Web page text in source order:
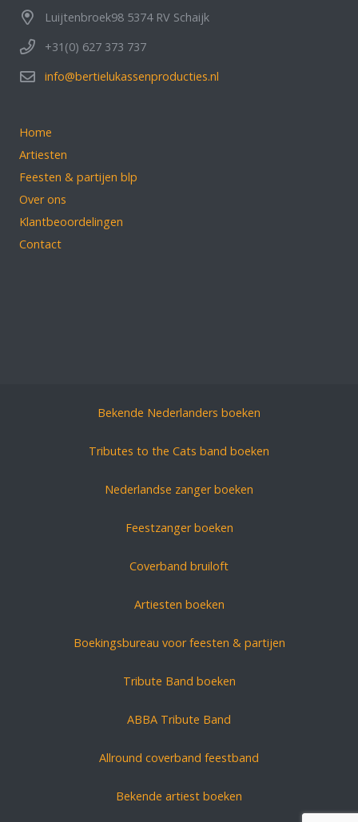
Luijtenbroek98 5374 RV Schaijk
+31(0) 627 373 737
info@bertielukassenproducties.nl
Home
Artiesten
Feesten & partijen blp
Over ons
Klantbeoordelingen
Contact
Bekende Nederlanders boeken
Tributes to the Cats band boeken
Nederlandse zanger boeken
Feestzanger boeken
Coverband bruiloft
Artiesten boeken
Boekingsbureau voor feesten & partijen
Tribute Band boeken
ABBA Tribute Band
Allround coverband feestband
Bekende artiest boeken